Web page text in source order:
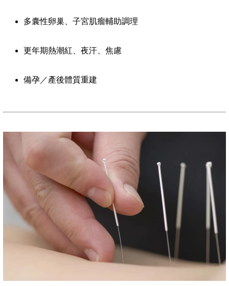
多囊性卵巢、子宮肌瘤輔助調理
更年期熱潮紅、夜汗、焦慮
備孕／產後體質重建